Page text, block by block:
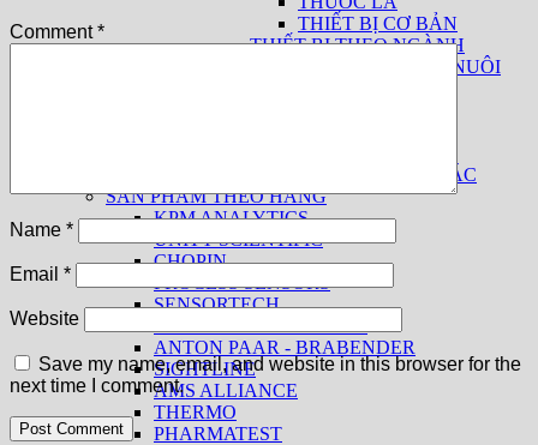
THIẾT BỊ CƠ BẢN
THIẾT BỊ THEO NGÀNH
THỨC ĂN CHĂN NUÔI
CÁC NGÀNH KHÁC
SẢN PHẨM THEO HÃNG
KPM ANALYTICS
UNITY SCIENTIFIC
CHOPIN
PROCESS SENSORS
SENSORTECH
ANTON PAAR - BRABENDER
SIGHTLINE
AMS ALLIANCE
THERMO
PHARMATEST
Comment*
Name *
Email *
Website
Save my name, email, and website in this browser for the
next time I comment.